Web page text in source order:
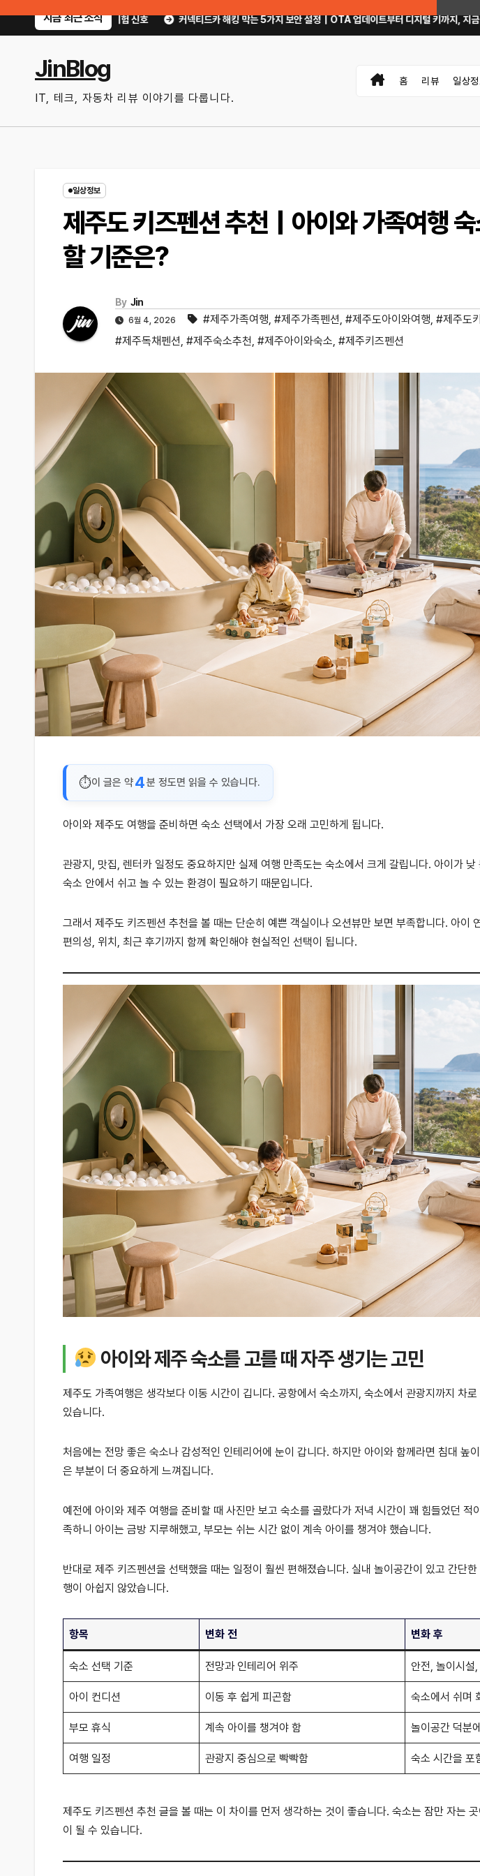
지금 최근 소식
운 위험 신호 커넥티드카 해킹 막는 5가지 보안 설정｜OTA 업데이트부터 디지털 키까지, 지금 확인할 것은?
JinBlog
IT, 테크, 자동차 리뷰 이야기를 다룹니다.
홈 리뷰 일상
일상정보
제주도 키즈펜션 추천｜아이와 가족여행
할 기준은?
By Jin
6월 4, 2026 #제주가족여행, #제주가족펜션, #제주도아이와여행, #제주도
#제주독채펜션, #제주숙소추천, #제주아이와숙소, #제주키즈펜션
이 글은 약4분 정도면 읽을 수 있습니다.
아이와 제주도 여행을 준비하면 숙소 선택에서 가장 오래 고민하게 됩니다.
관광지, 맛집, 렌터카 일정도 중요하지만 실제 여행 만족도는 숙소에서 크게 갈립니다. 아이가
숙소 안에서 쉬고 놀 수 있는 환경이 필요하기 때문입니다.
그래서 제주도 키즈펜션 추천을 볼 때는 단순히 예쁜 객실이나 오션뷰만 보면 부족합니다. 아이
편의성, 위치, 최근 후기까지 함께 확인해야 현실적인 선택이 됩니다.
아이와 제주 숙소를 고를 때 자주 생기는 고민
제주도 가족여행은 생각보다 이동 시간이 깁니다. 공항에서 숙소까지, 숙소에서 관광지까지 차
있습니다.
처음에는 전망 좋은 숙소나 감성적인 인테리어에 눈이 갑니다. 하지만 아이와 함께라면 침대 높
은 부분이 더 중요하게 느껴집니다.
예전에 아이와 제주 여행을 준비할 때 사진만 보고 숙소를 골랐다가 저녁 시간이 꽤 힘들었던 적
족하니 아이는 금방 지루해했고, 부모는 쉬는 시간 없이 계속 아이를 챙겨야 했습니다.
반대로 제주 키즈펜션을 선택했을 때는 일정이 훨씬 편해졌습니다. 실내 놀이공간이 있고 간단
행이 아쉽지 않았습니다.
항목 변화 전 변화 후
숙소 선택 기준 전망과 인테리어 위주 안전, 놀이시설
아이 컨디션 이동 후 쉽게 피곤함 숙소에서 쉬며
부모 휴식 계속 아이를 챙겨야 함 놀이공간 덕분
여행 일정 관광지 중심으로 빡빡함 숙소 시간을 포
제주도 키즈펜션 추천 글을 볼 때는 이 차이를 먼저 생각하는 것이 좋습니다. 숙소는 잠만 자는
이 될 수 있습니다.